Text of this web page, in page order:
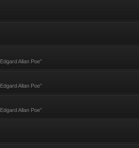
Allan Poe”
Allan Poe”
Allan Poe”